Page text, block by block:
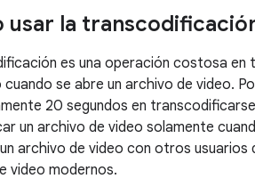
usar la
es una operación costosa
se abre un archivo de video.
20 segundos en
un archivo de video solamente
archivo de video con otros usuarios
video modernos.